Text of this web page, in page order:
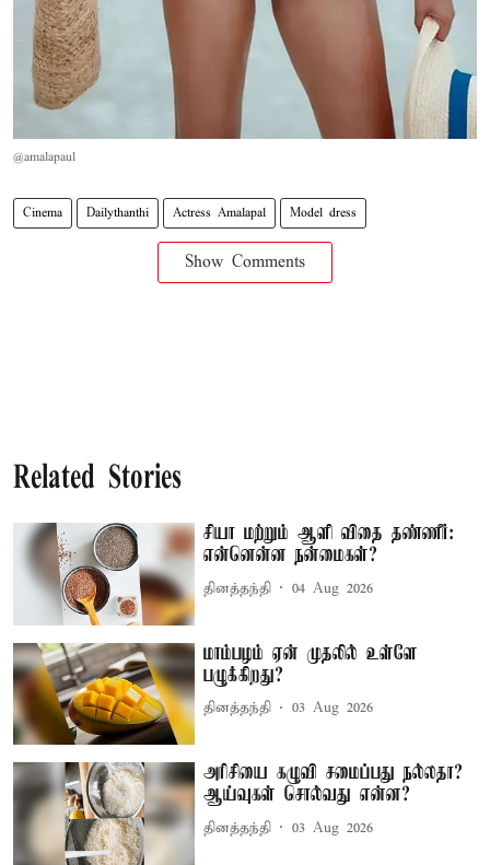
@amalapaul
Cinema Dailythanthi Actress Amalapal Model dress
Show Comments
Related Stories
சியா மற்றும் ஆளி விதை தண்ணீர்:
என்னென்ன நன்மைகள்?
தினத்தந்தி 04 Aug 2026
மாம்பழம் ஏன் முதலில் உள்ளே
பழுக்கிறது?
தினத்தந்தி 03 Aug 2026
அரிசியை கழுவி சமைப்பது நல்லதா?
ஆய்வுகள் சொல்வது என்ன?
தினத்தந்தி 03 Aug 2026